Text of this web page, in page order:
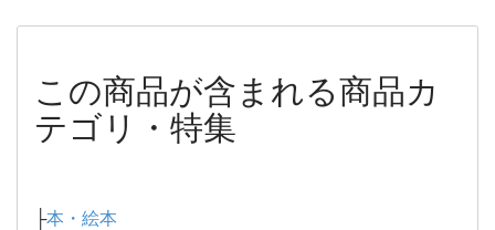
この商品が含まれる商品カ
テゴリ・特集
├本・絵本